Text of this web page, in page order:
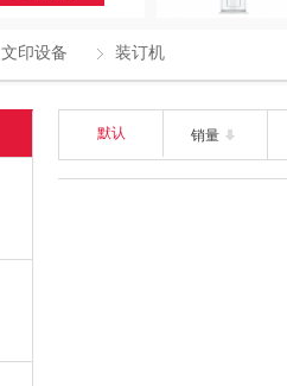
文印设备 装订机
默认 销量